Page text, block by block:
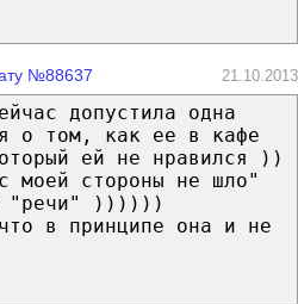
№88637 21.10.2013
допустила одна
о том, как ее в кафе
ей не нравился ))
моей стороны не шло"
"речи" ))))))
в принципе она и не